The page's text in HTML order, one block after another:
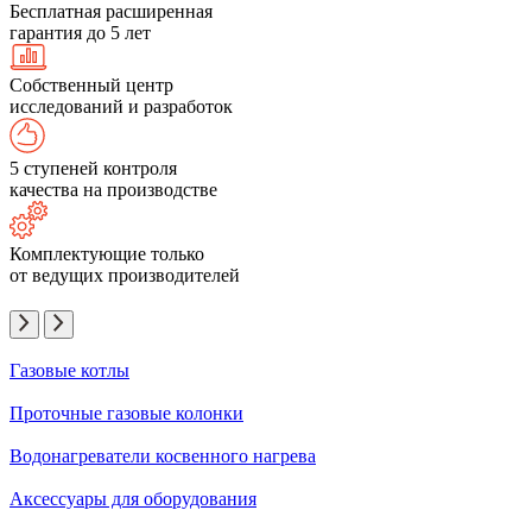
Бесплатная расширенная
гарантия до 5 лет
Собственный центр
исследований и разработок
5 ступеней контроля
качества на производстве
Комплектующие только
от ведущих производителей
Газовые котлы
Проточные газовые колонки
Водонагреватели косвенного нагрева
Аксессуары для оборудования